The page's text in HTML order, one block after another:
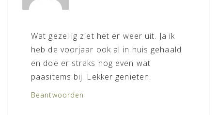
Wat gezellig ziet het er weer uit. Ja ik
heb de voorjaar ook al in huis gehaald
en doe er straks nog even wat
paasitems bij. Lekker genieten.
Beantwoorden